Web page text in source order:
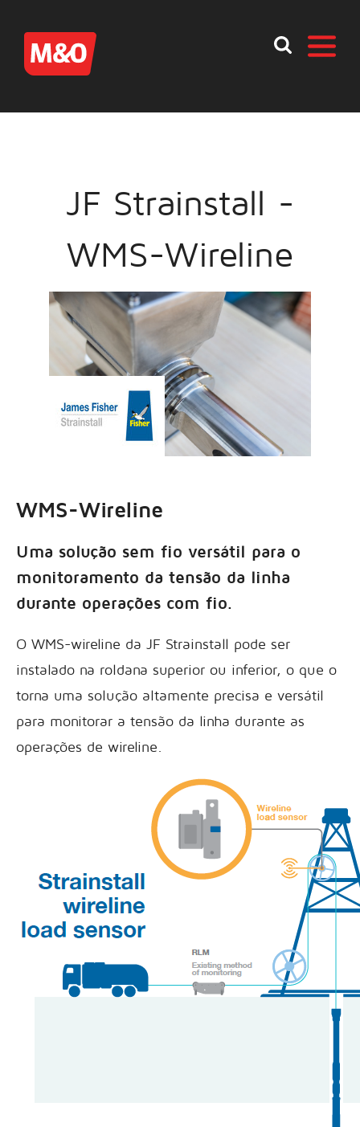
JF Strainstall -
WMS-Wireline
WMS-Wireline
Uma solução sem fio versátil para o
monitoramento da tensão da linha
durante operações com fio.
O WMS-wireline da JF Strainstall pode ser
instalado na roldana superior ou inferior, o que o
torna uma solução altamente precisa e versátil
para monitorar a tensão da linha durante as
operações de wireline.